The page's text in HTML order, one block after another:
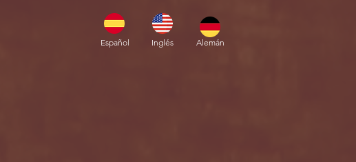
Español Inglés Alemán